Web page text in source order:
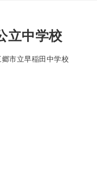
立中学校
郷市立早稲田中学校